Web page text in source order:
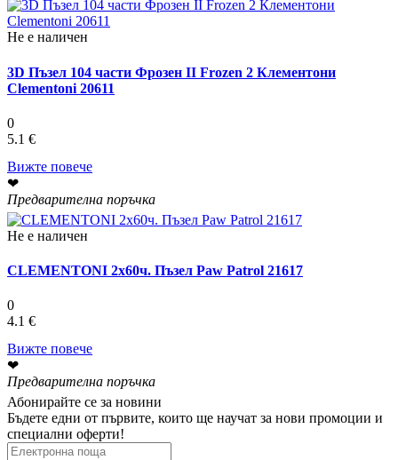
Не е наличен
3D Пъзел 104 части Фрозен II Frozen 2 Клементони
Clementoni 20611
0
5.1 €
Вижте повече
❤
Предварителна поръчка
Не е наличен
CLEMENTONI 2x60ч. Пъзел Paw Patrol 21617
0
4.1 €
Вижте повече
❤
Предварителна поръчка
Абонирайте се за новини
Бъдете едни от първите, които ще научат за нови промоции и
специални оферти!